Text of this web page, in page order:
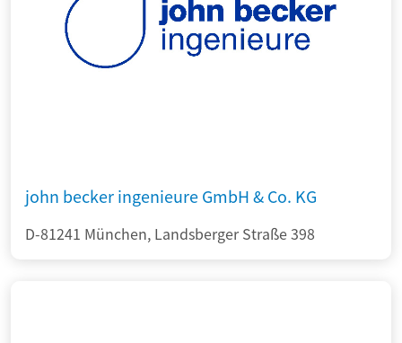
john becker ingenieure GmbH & Co. KG
D-81241 München, Landsberger Straße 398